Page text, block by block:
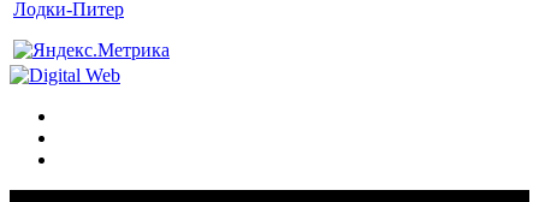
Лодки-Питер